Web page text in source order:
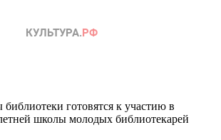
готовятся к участию в
школы молодых библиотекарей